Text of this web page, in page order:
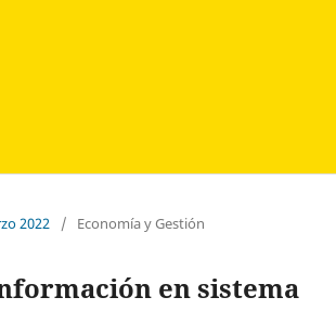
2022 / Economía y Gestión
en sistema